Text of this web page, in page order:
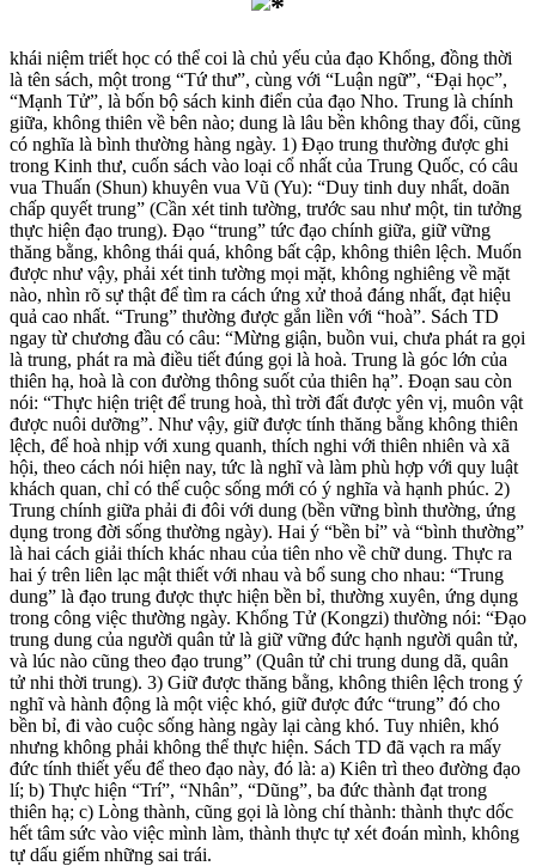
khái niệm triết học có thể coi là chủ yếu của đạo Khổng, đồng thời
là tên sách, một trong “Tứ thư”, cùng với “Luận ngữ”, “Đại học”,
“Mạnh Tử”, là bốn bộ sách kinh điển của đạo Nho. Trung là chính
giữa, không thiên về bên nào; dung là lâu bền không thay đổi, cũng
có nghĩa là bình thường hàng ngày. 1) Đạo trung thường được ghi
trong Kinh thư, cuốn sách vào loại cổ nhất của Trung Quốc, có câu
vua Thuấn (Shun) khuyên vua Vũ (Yu): “Duy tinh duy nhất, doãn
chấp quyết trung” (Cần xét tinh tường, trước sau như một, tin tưởng
thực hiện đạo trung). Đạo “trung” tức đạo chính giữa, giữ vững
thăng bằng, không thái quá, không bất cập, không thiên lệch. Muốn
được như vậy, phải xét tinh tường mọi mặt, không nghiêng về mặt
nào, nhìn rõ sự thật để tìm ra cách ứng xử thoả đáng nhất, đạt hiệu
quả cao nhất. “Trung” thường được gắn liền với “hoà”. Sách TD
ngay từ chương đầu có câu: “Mừng giận, buồn vui, chưa phát ra gọi
là trung, phát ra mà điều tiết đúng gọi là hoà. Trung là góc lớn của
thiên hạ, hoà là con đường thông suốt của thiên hạ”. Đoạn sau còn
nói: “Thực hiện triệt để trung hoà, thì trời đất được yên vị, muôn vật
được nuôi dưỡng”. Như vậy, giữ được tính thăng bằng không thiên
lệch, để hoà nhịp với xung quanh, thích nghi với thiên nhiên và xã
hội, theo cách nói hiện nay, tức là nghĩ và làm phù hợp với quy luật
khách quan, chỉ có thế cuộc sống mới có ý nghĩa và hạnh phúc. 2)
Trung chính giữa phải đi đôi với dung (bền vững bình thường, ứng
dụng trong đời sống thường ngày). Hai ý “bền bỉ” và “bình thường”
là hai cách giải thích khác nhau của tiên nho về chữ dung. Thực ra
hai ý trên liên lạc mật thiết với nhau và bổ sung cho nhau: “Trung
dung” là đạo trung được thực hiện bền bỉ, thường xuyên, ứng dụng
trong công việc thường ngày. Khổng Tử (Kongzi) thường nói: “Đạo
trung dung của người quân tử là giữ vững đức hạnh người quân tử,
và lúc nào cũng theo đạo trung” (Quân tử chi trung dung dã, quân
tử nhi thời trung). 3) Giữ được thăng bằng, không thiên lệch trong ý
nghĩ và hành động là một việc khó, giữ được đức “trung” đó cho
bền bỉ, đi vào cuộc sống hàng ngày lại càng khó. Tuy nhiên, khó
nhưng không phải không thể thực hiện. Sách TD đã vạch ra mấy
đức tính thiết yếu để theo đạo này, đó là: a) Kiên trì theo đường đạo
lí; b) Thực hiện “Trí”, “Nhân”, “Dũng”, ba đức thành đạt trong
thiên hạ; c) Lòng thành, cũng gọi là lòng chí thành: thành thực dốc
hết tâm sức vào việc mình làm, thành thực tự xét đoán mình, không
tự dấu giếm những sai trái.